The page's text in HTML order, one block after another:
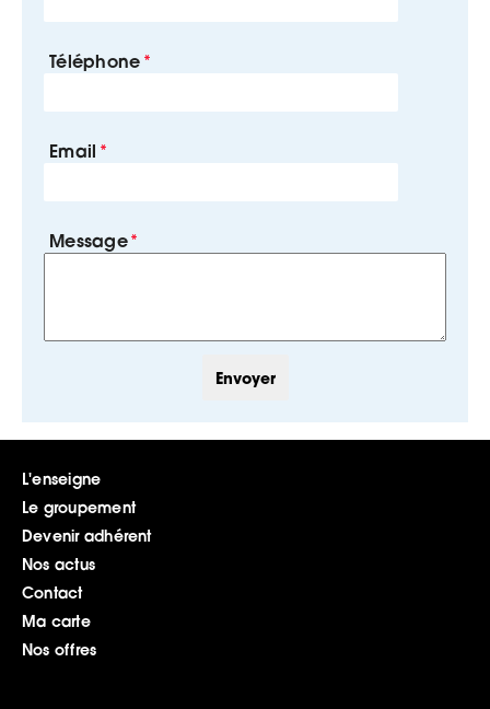
Téléphone
Email
Message
L'enseigne
Le groupement
Devenir adhérent
Nos actus
Contact
Ma carte
Nos offres